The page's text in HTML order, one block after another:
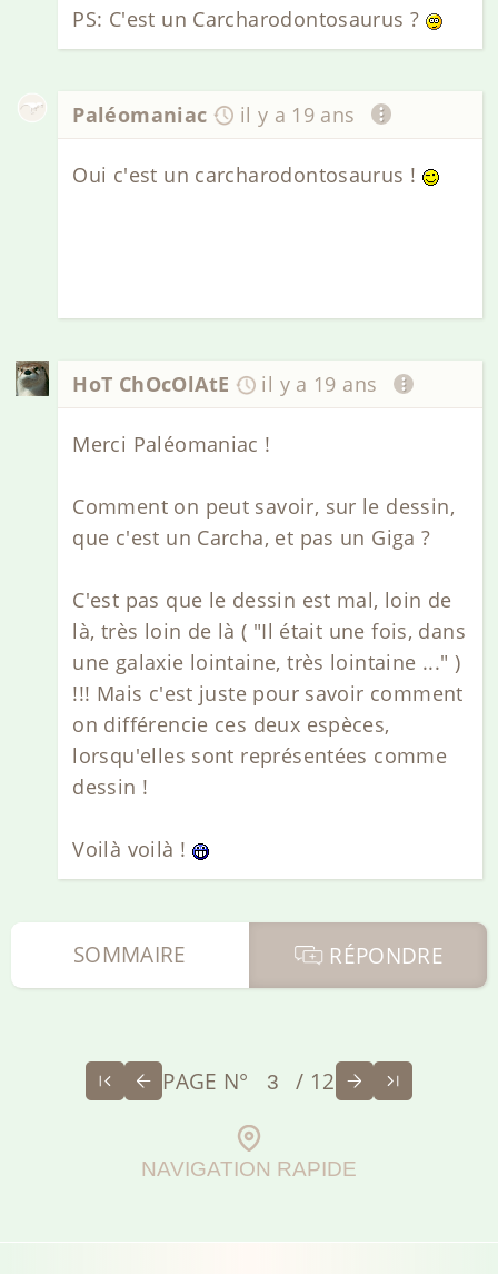
PS: C'est un Carcharodontosaurus ?
Paléomaniac il y a 19 ans
Oui c'est un carcharodontosaurus !
HoT ChOcOlAtE il y a 19 ans
Merci Paléomaniac !
Comment on peut savoir, sur le dessin,
que c'est un Carcha, et pas un Giga ?
C'est pas que le dessin est mal, loin de
là, très loin de là ( "Il était une fois, dans
une galaxie lointaine, très lointaine ..." )
!!! Mais c'est juste pour savoir comment
on différencie ces deux espèces,
lorsqu'elles sont représentées comme
dessin !
Voilà voilà !
RÉPONDRE
SOMMAIRE
PAGE N° / 12
NAVIGATION RAPIDE